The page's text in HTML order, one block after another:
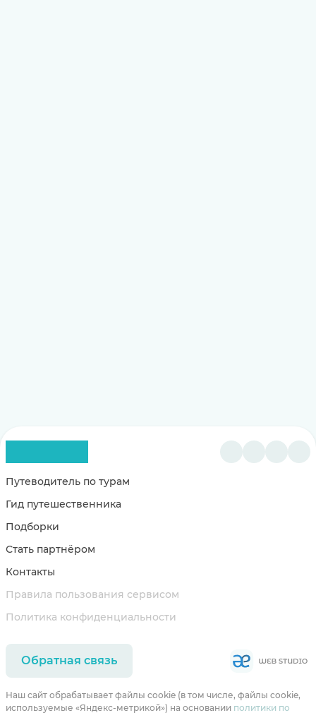
Путеводитель по турам
Гид путешественника
Подборки
Стать партнёром
Контакты
Правила пользования сервисом
Политика конфиденциальности
Обратная связь
Наш сайт обрабатывает файлы cookie (в том числе, файлы cookie,
используемые «Яндекс-метрикой») на основании политики по